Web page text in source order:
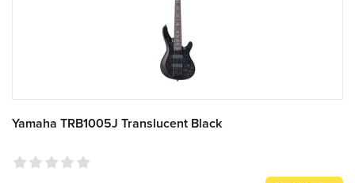
Yamaha TRB1005J Translucent Black